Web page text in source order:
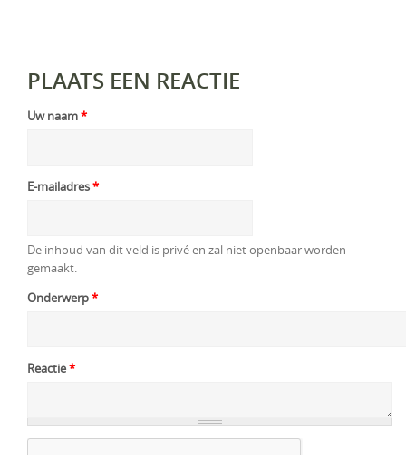
PLAATS EEN REACTIE
Uw naam*
E-mailadres*
De inhoud van dit veld is privé en zal niet openbaar worden
gemaakt.
Onderwerp*
Reactie*